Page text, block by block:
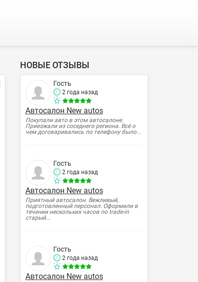
НОВЫЕ ОТЗЫВЫ
Гость
2 года назад
Автосалон New autos
Покупали авто в этом автосалоне.
Приезжали из соседнего региона. Всё о
чем договаривались по телефону было...
Гость
2 года назад
Автосалон New autos
Приятный автосалон. Вежливый,
подготовленный персонал. Оформили в
течении нескольких часов по trade-in
старый...
Гость
2 года назад
Автосалон New autos